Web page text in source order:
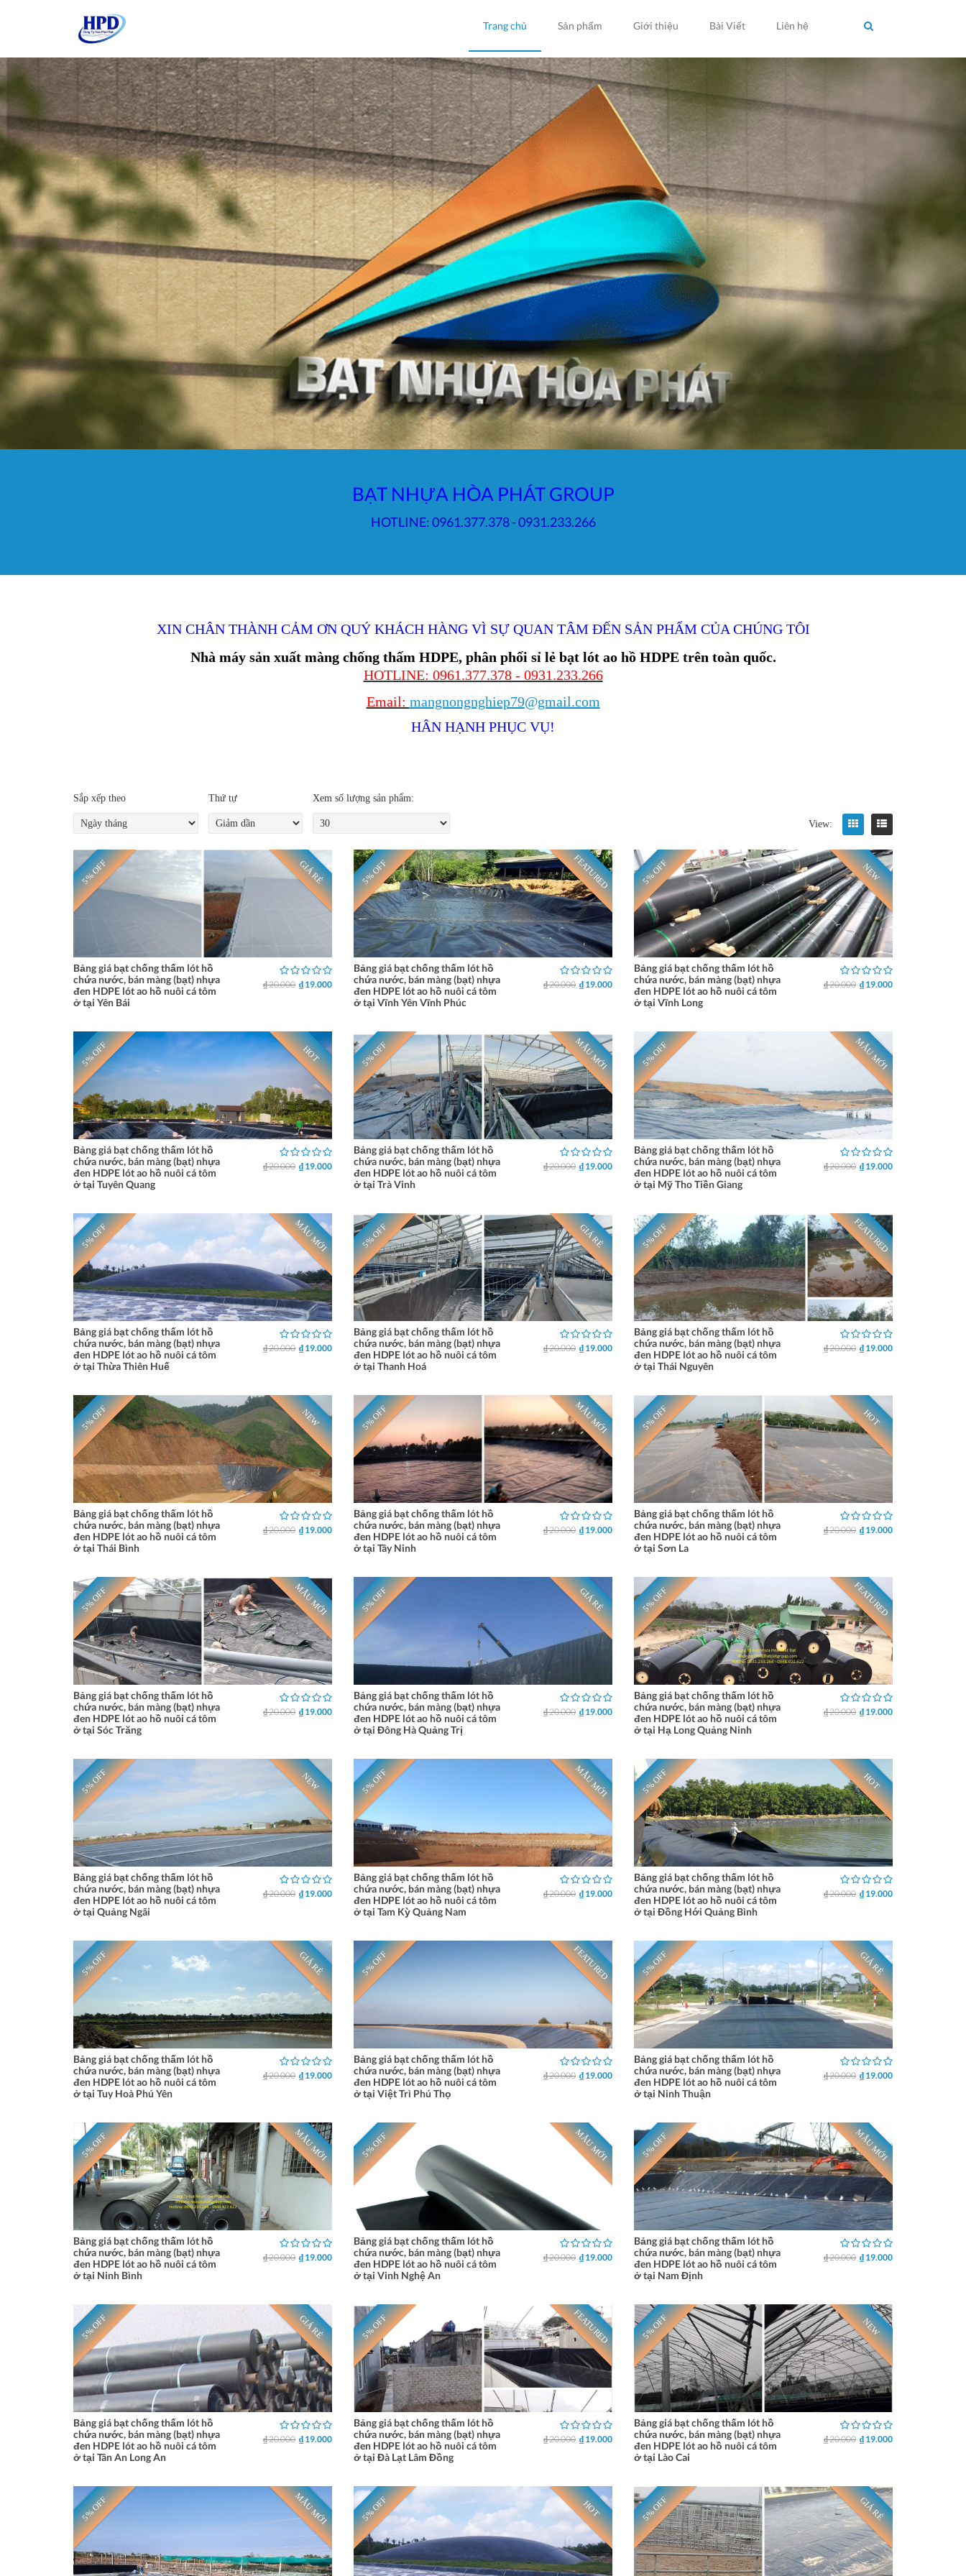
Trang chủ Sản phẩm Giới thiệu Bài Viết Liên hệ
BẠT NHỰA HÒA PHÁT GROUP
HOTLINE: 0961.377.378 - 0931.233.266
XIN CHÂN THÀNH CẢM ƠN QUÝ KHÁCH HÀNG VÌ SỰ QUAN TÂM ĐẾN SẢN PHẨM CỦA CHÚNG TÔI
Nhà máy sản xuất màng chống thấm HDPE, phân phối sỉ lẻ bạt lót ao hồ HDPE trên toàn quốc.
HOTLINE: 0961.377.378 - 0931.233.266
Email: mangnongnghiep79@gmail.com
HÂN HẠNH PHỤC VỤ!
View:
Sắp xếp theo Thứ tự Xem số lượng sản phẩm:
5% OFF GIÁ RẺ
Bảng giá bạt chống thấm lót hồ
chứa nước, bán màng (bạt) nhựa
đen HDPE lót ao hồ nuôi cá tôm
ở tại Yên Bái
₫ 20.000 ₫ 19.000
5% OFF FEATURED
Bảng giá bạt chống thấm lót hồ
chứa nước, bán màng (bạt) nhựa
đen HDPE lót ao hồ nuôi cá tôm
ở tại Vĩnh Yên Vĩnh Phúc
₫ 20.000 ₫ 19.000
5% OFF NEW
Bảng giá bạt chống thấm lót hồ
chứa nước, bán màng (bạt) nhựa
đen HDPE lót ao hồ nuôi cá tôm
ở tại Vĩnh Long
₫ 20.000 ₫ 19.000
5% OFF HOT
Bảng giá bạt chống thấm lót hồ
chứa nước, bán màng (bạt) nhựa
đen HDPE lót ao hồ nuôi cá tôm
ở tại Tuyên Quang
₫ 20.000 ₫ 19.000
5% OFF MẪU MỚI
Bảng giá bạt chống thấm lót hồ
chứa nước, bán màng (bạt) nhựa
đen HDPE lót ao hồ nuôi cá tôm
ở tại Trà Vinh
₫ 20.000 ₫ 19.000
5% OFF MẪU MỚI
Bảng giá bạt chống thấm lót hồ
chứa nước, bán màng (bạt) nhựa
đen HDPE lót ao hồ nuôi cá tôm
ở tại Mỹ Tho Tiền Giang
₫ 20.000 ₫ 19.000
5% OFF MẪU MỚI
Bảng giá bạt chống thấm lót hồ
chứa nước, bán màng (bạt) nhựa
đen HDPE lót ao hồ nuôi cá tôm
ở tại Thừa Thiên Huế
₫ 20.000 ₫ 19.000
5% OFF GIÁ RẺ
Bảng giá bạt chống thấm lót hồ
chứa nước, bán màng (bạt) nhựa
đen HDPE lót ao hồ nuôi cá tôm
ở tại Thanh Hoá
₫ 20.000 ₫ 19.000
5% OFF FEATURED
Bảng giá bạt chống thấm lót hồ
chứa nước, bán màng (bạt) nhựa
đen HDPE lót ao hồ nuôi cá tôm
ở tại Thái Nguyên
₫ 20.000 ₫ 19.000
5% OFF NEW
Bảng giá bạt chống thấm lót hồ
chứa nước, bán màng (bạt) nhựa
đen HDPE lót ao hồ nuôi cá tôm
ở tại Thái Bình
₫ 20.000 ₫ 19.000
5% OFF MẪU MỚI
Bảng giá bạt chống thấm lót hồ
chứa nước, bán màng (bạt) nhựa
đen HDPE lót ao hồ nuôi cá tôm
ở tại Tây Ninh
₫ 20.000 ₫ 19.000
5% OFF HOT
Bảng giá bạt chống thấm lót hồ
chứa nước, bán màng (bạt) nhựa
đen HDPE lót ao hồ nuôi cá tôm
ở tại Sơn La
₫ 20.000 ₫ 19.000
5% OFF MẪU MỚI
Bảng giá bạt chống thấm lót hồ
chứa nước, bán màng (bạt) nhựa
đen HDPE lót ao hồ nuôi cá tôm
ở tại Sóc Trăng
₫ 20.000 ₫ 19.000
5% OFF GIÁ RẺ
Bảng giá bạt chống thấm lót hồ
chứa nước, bán màng (bạt) nhựa
đen HDPE lót ao hồ nuôi cá tôm
ở tại Đông Hà Quảng Trị
₫ 20.000 ₫ 19.000
5% OFF FEATURED
Bảng giá bạt chống thấm lót hồ
chứa nước, bán màng (bạt) nhựa
đen HDPE lót ao hồ nuôi cá tôm
ở tại Hạ Long Quảng Ninh
₫ 20.000 ₫ 19.000
5% OFF NEW
Bảng giá bạt chống thấm lót hồ
chứa nước, bán màng (bạt) nhựa
đen HDPE lót ao hồ nuôi cá tôm
ở tại Quảng Ngãi
₫ 20.000 ₫ 19.000
5% OFF MẪU MỚI
Bảng giá bạt chống thấm lót hồ
chứa nước, bán màng (bạt) nhựa
đen HDPE lót ao hồ nuôi cá tôm
ở tại Tam Kỳ Quảng Nam
₫ 20.000 ₫ 19.000
5% OFF HOT
Bảng giá bạt chống thấm lót hồ
chứa nước, bán màng (bạt) nhựa
đen HDPE lót ao hồ nuôi cá tôm
ở tại Đồng Hới Quảng Bình
₫ 20.000 ₫ 19.000
5% OFF GIÁ RẺ
Bảng giá bạt chống thấm lót hồ
chứa nước, bán màng (bạt) nhựa
đen HDPE lót ao hồ nuôi cá tôm
ở tại Tuy Hoà Phú Yên
₫ 20.000 ₫ 19.000
5% OFF FEATURED
Bảng giá bạt chống thấm lót hồ
chứa nước, bán màng (bạt) nhựa
đen HDPE lót ao hồ nuôi cá tôm
ở tại Việt Trì Phú Thọ
₫ 20.000 ₫ 19.000
5% OFF GIÁ RẺ
Bảng giá bạt chống thấm lót hồ
chứa nước, bán màng (bạt) nhựa
đen HDPE lót ao hồ nuôi cá tôm
ở tại Ninh Thuận
₫ 20.000 ₫ 19.000
5% OFF MẪU MỚI
Bảng giá bạt chống thấm lót hồ
chứa nước, bán màng (bạt) nhựa
đen HDPE lót ao hồ nuôi cá tôm
ở tại Ninh Bình
₫ 20.000 ₫ 19.000
5% OFF MẪU MỚI
Bảng giá bạt chống thấm lót hồ
chứa nước, bán màng (bạt) nhựa
đen HDPE lót ao hồ nuôi cá tôm
ở tại Vinh Nghệ An
₫ 20.000 ₫ 19.000
5% OFF MẪU MỚI
Bảng giá bạt chống thấm lót hồ
chứa nước, bán màng (bạt) nhựa
đen HDPE lót ao hồ nuôi cá tôm
ở tại Nam Định
₫ 20.000 ₫ 19.000
5% OFF GIÁ RẺ
Bảng giá bạt chống thấm lót hồ
chứa nước, bán màng (bạt) nhựa
đen HDPE lót ao hồ nuôi cá tôm
ở tại Tân An Long An
₫ 20.000 ₫ 19.000
5% OFF FEATURED
Bảng giá bạt chống thấm lót hồ
chứa nước, bán màng (bạt) nhựa
đen HDPE lót ao hồ nuôi cá tôm
ở tại Đà Lạt Lâm Đồng
₫ 20.000 ₫ 19.000
5% OFF NEW
Bảng giá bạt chống thấm lót hồ
chứa nước, bán màng (bạt) nhựa
đen HDPE lót ao hồ nuôi cá tôm
ở tại Lào Cai
₫ 20.000 ₫ 19.000
5% OFF MẪU MỚI 5% OFF HOT 5% OFF GIÁ RẺ